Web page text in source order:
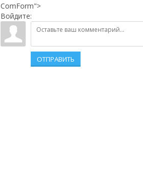
ComForm">
Войдите:
ОТПРАВИТЬ